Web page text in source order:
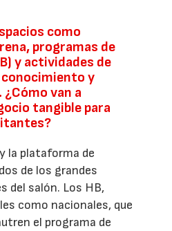
como
programas de
y actividades de
y
van a
tangible para
la plataforma de
de los grandes
del salón. Los HB,
como nacionales, que
el programa de